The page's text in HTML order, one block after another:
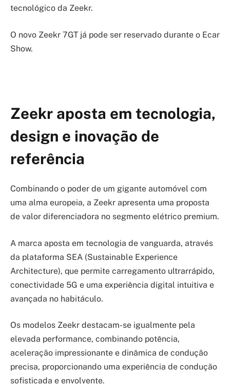
tecnológico da Zeekr.
O novo Zeekr 7GT já pode ser reservado durante o Ecar
Show.
Zeekr aposta em tecnologia,
design e inovação de
referência
Combinando o poder de um gigante automóvel com
uma alma europeia, a Zeekr apresenta uma proposta
de valor diferenciadora no segmento elétrico premium.
A marca aposta em tecnologia de vanguarda, através
da plataforma SEA (Sustainable Experience
Architecture), que permite carregamento ultrarrápido,
conectividade 5G e uma experiência digital intuitiva e
avançada no habitáculo.
Os modelos Zeekr destacam-se igualmente pela
elevada performance, combinando potência,
aceleração impressionante e dinâmica de condução
precisa, proporcionando uma experiência de condução
sofisticada e envolvente.